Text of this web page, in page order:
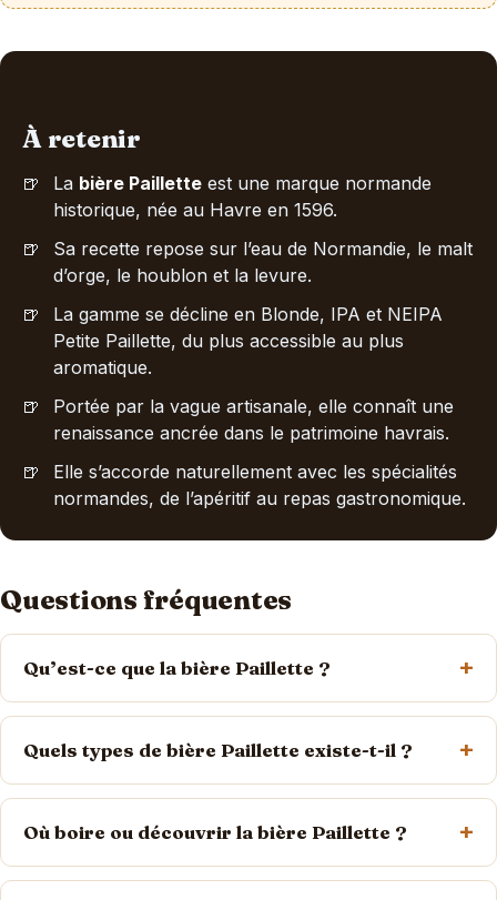
À retenir
La bière Paillette est une marque normande
historique, née au Havre en 1596.
Sa recette repose sur l’eau de Normandie, le malt
d’orge, le houblon et la levure.
La gamme se décline en Blonde, IPA et NEIPA
Petite Paillette, du plus accessible au plus
aromatique.
Portée par la vague artisanale, elle connaît une
renaissance ancrée dans le patrimoine havrais.
Elle s’accorde naturellement avec les spécialités
normandes, de l’apéritif au repas gastronomique.
Questions fréquentes
Qu’est-ce que la bière Paillette ?
Quels types de bière Paillette existe-t-il ?
Où boire ou découvrir la bière Paillette ?